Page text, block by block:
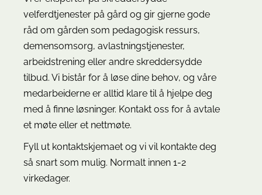
velferdtjenester på gård og gir gjerne gode
råd om gården som pedagogisk ressurs,
demensomsorg, avlastningstjenester,
arbeidstrening eller andre skreddersydde
tilbud. Vi bistår for å løse dine behov, og våre
medarbeiderne er alltid klare til å hjelpe deg
med å finne løsninger. Kontakt oss for å avtale
et møte eller et nettmøte.
Fyll ut kontaktskjemaet og vi vil kontakte deg
så snart som mulig. Normalt innen 1-2
virkedager.